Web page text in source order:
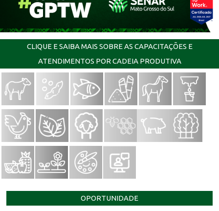
CLIQUE E SAIBA MAIS SOBRE AS CAPACITAÇÕES E
ATENDIMENTOS POR CADEIA PRODUTIVA
OPORTUNIDADE